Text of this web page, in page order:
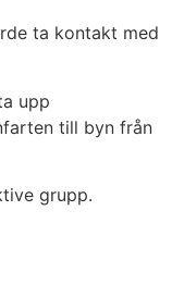
ta kontakt med
upp
till byn från
grupp.